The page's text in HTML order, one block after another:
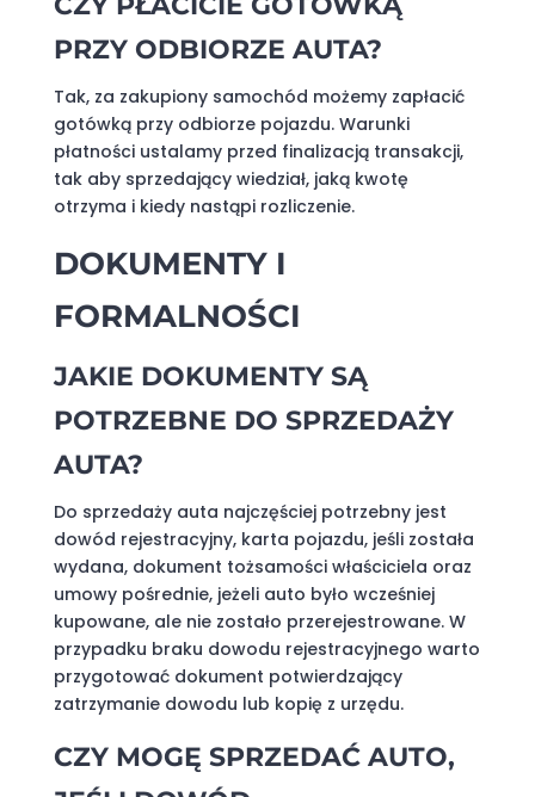
PRZY ODBIORZE AUTA?
Tak, za zakupiony samochód możemy zapłacić
gotówką przy odbiorze pojazdu. Warunki
płatności ustalamy przed finalizacją transakcji,
tak aby sprzedający wiedział, jaką kwotę
otrzyma i kiedy nastąpi rozliczenie.
DOKUMENTY I
FORMALNOŚCI
JAKIE DOKUMENTY SĄ
POTRZEBNE DO SPRZEDAŻY
AUTA?
Do sprzedaży auta najczęściej potrzebny jest
dowód rejestracyjny, karta pojazdu, jeśli została
wydana, dokument tożsamości właściciela oraz
umowy pośrednie, jeżeli auto było wcześniej
kupowane, ale nie zostało przerejestrowane. W
przypadku braku dowodu rejestracyjnego warto
przygotować dokument potwierdzający
zatrzymanie dowodu lub kopię z urzędu.
CZY MOGĘ SPRZEDAĆ AUTO,